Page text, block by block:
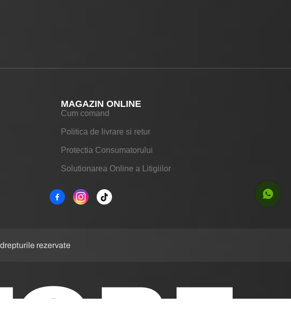
MAGAZIN ONLINE
Cum comand
Politica de livrare si retur
Protectia Consumatorului
Solutionarea Online a Litigiilor
rezervate